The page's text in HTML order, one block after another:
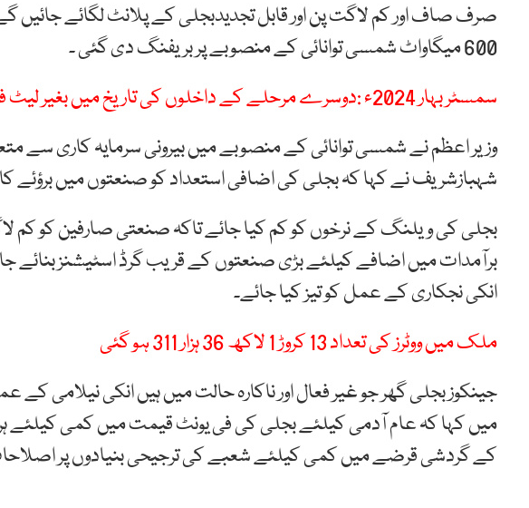
صرف صاف اور کم لاگت پن اور قابل تجدیدبجلی کے پلانٹ لگائے جائیں
600 میگاواٹ شمسی توانائی کے منصوبے پر بریفنگ دی گئی ۔
سمسٹر بہار 2024ء :دوسرے مرحلے کے داخلوں کی تاریخ میں بغیر لیٹ فیس 25اپریل تک توسیع
وزیر اعظم نے شمسی توانائی کے منصوبے میں بیرونی سرمایہ کاری سے
شہبازشریف نے کہا کہ بجلی کی اضافی استعداد کو صنعتوں میں برؤئے کار
بجلی کی ویلنگ کے نرخوں کو کم کیا جائے تاکہ صنعتی صارفین کو کم
برآمدات میں اضافے کیلئے بڑی صنعتوں کے قریب گرڈ اسٹیشنز بنائے
انکی نجکاری کے عمل کو تیز کیا جائے۔
ملک میں ووٹرز کی تعداد 13 کروڑ 1 لاکھ 36 ہزار 311 ہو گئی
جینکوز بجلی گھر جو غیر فعال اور ناکارہ حالت میں ہیں انکی نیلامی کے
میں کہا کہ عام آدمی کیلئے بجلی کی فی یونٹ قیمت میں کمی کیلئے
کے گردشی قرضے میں کمی کیلئے شعبے کی ترجیحی بنیادوں پر